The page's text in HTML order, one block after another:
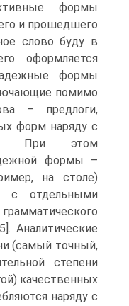
формы
и прошедшего
слово буду в
оформляется
формы
помимо
– предлоги,
форм наряду с
При этом
формы –
на столе)
с отдельными
Аналитические
(самый точный,
степени
качественных
наряду с